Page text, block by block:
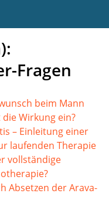
Fragen
beim Mann
Wirkung ein?
– Einleitung einer
laufenden Therapie
vollständige
Absetzen der Arava-